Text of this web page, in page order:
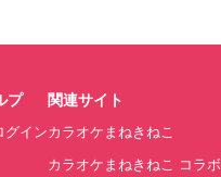
プ
グイン
関連サイト
カラオケまねきねこ
カラオケまねきねこ コラボ